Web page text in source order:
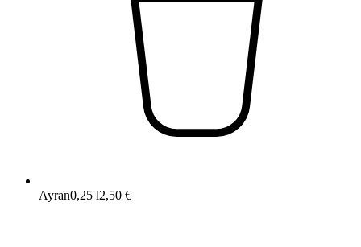
Ayran0,25 l2,50 €